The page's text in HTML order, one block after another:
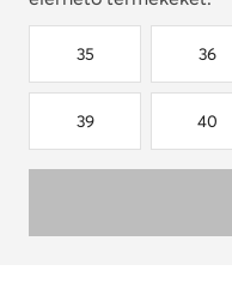
35 36
39 40